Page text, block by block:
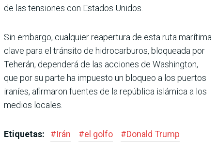
de las tensiones con Estados Unidos.
Sin embargo, cualquier rea­pertura de esta ruta marí­tima
clave para el tránsito de hidrocarburos, bloqueada por
Teherán, dependerá de las acciones de Washington,
que por su parte ha impuesto un bloqueo a los puertos
ira­níes, afirmaron fuentes de la república islámica a los
medios locales.
Etiquetas: #Irán #el golfo #Donald Trump